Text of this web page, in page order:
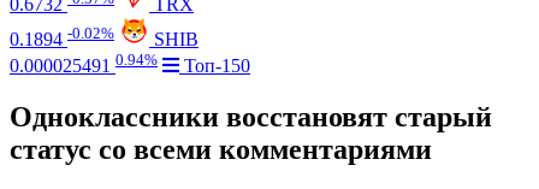
0.6732
TRX
0.1894 -0.02%
SHIB
0.000025491 0.94% Топ-150
Одноклассники восстановят старый
статус со всеми комментариями